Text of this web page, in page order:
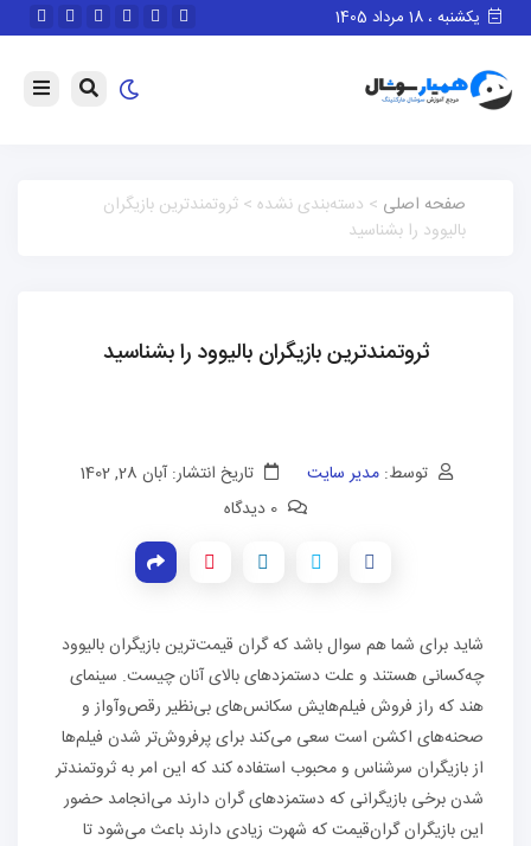
یکشنبه ، 18 مرداد 1405
صفحه اصلی > دسته‌بندی نشده > ثروتمندترین بازیگران
بالیوود را بشناسید
ثروتمندترین بازیگران بالیوود را بشناسید
توسط:مدیر سایت
تاریخ انتشار: آبان 28, 1402
شاید برای شما هم سوال باشد که گران قیمت‌ترین بازیگران بالیوود
چه‌کسانی هستند و علت دستمزدهای بالای آنان چیست. سینمای
هند که راز فروش فیلم‌هایش سکانس‌های بی‌نظیر رقص‌و‌آواز و
صحنه‌های اکشن است سعی می‌کند برای پرفروش‌تر شدن فیلم‌ها
از بازیگران سرشناس و محبوب استفاده کند که این امر به ثروتمندتر
شدن برخی بازیگرانی که دستمزدهای گران دارند می‌انجامد حضور
این بازیگران گران‌قیمت که شهرت زیادی دارند باعث می‌شود تا